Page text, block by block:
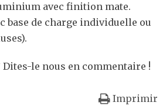
avec finition mate.
base de charge individuelle ou
Dites-le nous en commentaire !
Imprimir